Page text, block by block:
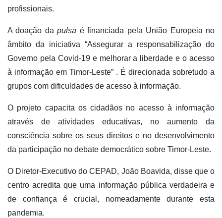
profissionais.
A doação dapulsa é financiada pela União Europeia no
âmbito da iniciativa “Assegurar a responsabilização do
Governo pela Covid-19 e melhorar a liberdade e o acesso
à informação em Timor-Leste” . É direcionada sobretudo a
grupos com dificuldades de acesso à informação.
O projeto capacita os cidadãos no acesso à informação
através de atividades educativas, no aumento da
consciência sobre os seus direitos e no desenvolvimento
da participação no debate democrático sobre Timor-Leste.
O Diretor-Executivo do CEPAD, João Boavida, disse que o
centro acredita que uma informação pública verdadeira e
de confiança é crucial, nomeadamente durante esta
pandemia.